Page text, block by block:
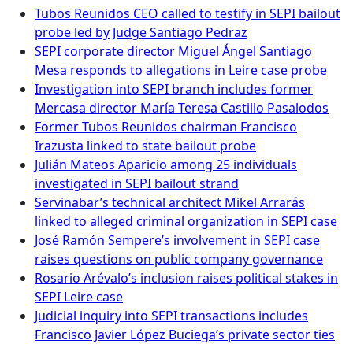
Tubos Reunidos CEO called to testify in SEPI bailout
probe led by Judge Santiago Pedraz
SEPI corporate director Miguel Ángel Santiago
Mesa responds to allegations in Leire case probe
Investigation into SEPI branch includes former
Mercasa director María Teresa Castillo Pasalodos
Former Tubos Reunidos chairman Francisco
Irazusta linked to state bailout probe
Julián Mateos Aparicio among 25 individuals
investigated in SEPI bailout strand
Servinabar’s technical architect Mikel Arrarás
linked to alleged criminal organization in SEPI case
José Ramón Sempere’s involvement in SEPI case
raises questions on public company governance
Rosario Arévalo’s inclusion raises political stakes in
SEPI Leire case
Judicial inquiry into SEPI transactions includes
Francisco Javier López Buciega’s private sector ties